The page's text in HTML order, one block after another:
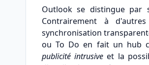
Outlook se distingue par
Contrairement à
synchronisation
ou To Do en fait un hub
publicité intrusive et la